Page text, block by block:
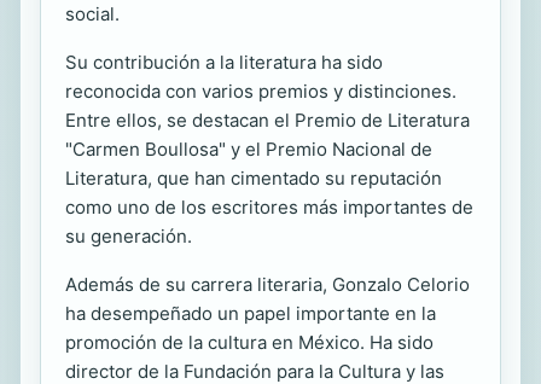
social.
Su contribución a la literatura ha sido
reconocida con varios premios y distinciones.
Entre ellos, se destacan el Premio de Literatura
"Carmen Boullosa" y el Premio Nacional de
Literatura, que han cimentado su reputación
como uno de los escritores más importantes de
su generación.
Además de su carrera literaria, Gonzalo Celorio
ha desempeñado un papel importante en la
promoción de la cultura en México. Ha sido
director de la Fundación para la Cultura y las